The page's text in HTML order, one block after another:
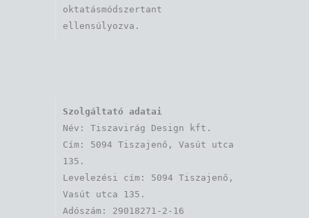
oktatásmódszertant
ellensúlyozva.
Szolgáltató adatai
Név: Tiszavirág Design kft.
Cím: 5094 Tiszajenő, Vasút utca
135.
Levelezési cím: 5094 Tiszajenő,
Vasút utca 135.
Adószám: 29018271-2-16